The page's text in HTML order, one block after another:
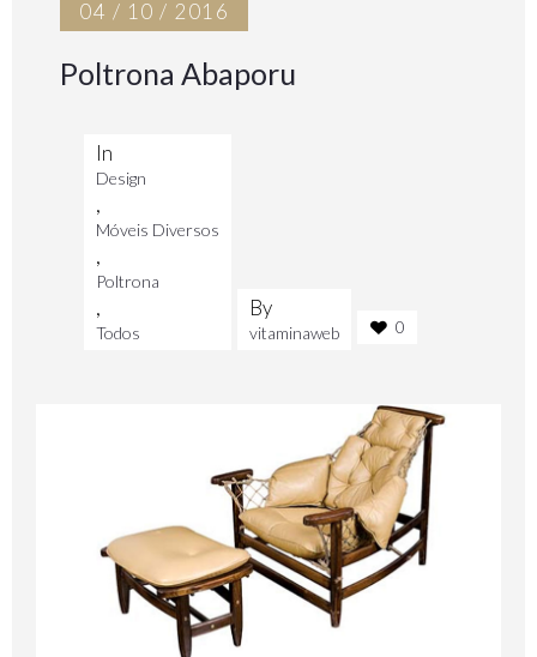
04 / 10 / 2016
Poltrona Abaporu
In
Design
,
Móveis Diversos
,
Poltrona
,
Todos
By
vitaminaweb 0